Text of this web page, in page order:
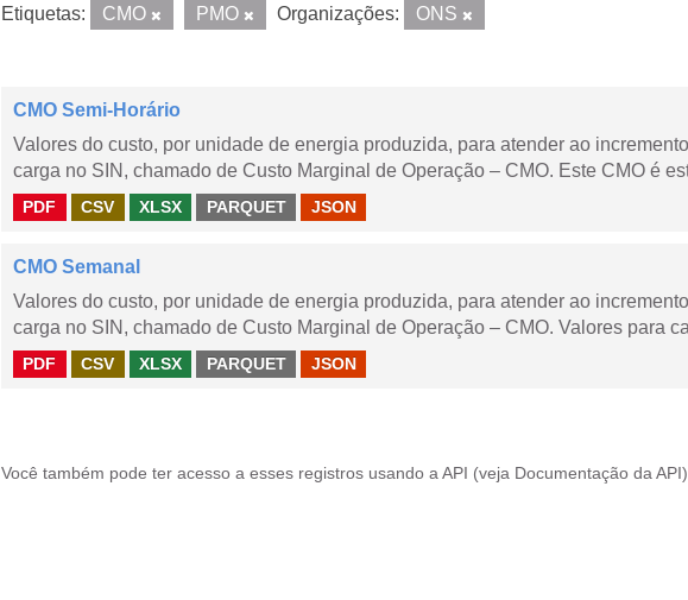
Etiquetas: CMO PMO Organizações: ONS
CMO Semi-Horário
Valores do custo, por unidade de energia produzida, para atender ao
carga no SIN, chamado de Custo Marginal de Operação – CMO. Este CMO é
PDF CSV XLSX PARQUET JSON
CMO Semanal
Valores do custo, por unidade de energia produzida, para atender ao
carga no SIN, chamado de Custo Marginal de Operação – CMO. Valores para
PDF CSV XLSX PARQUET JSON
Você também pode ter acesso a esses registros usando a API (veja Documentação da API